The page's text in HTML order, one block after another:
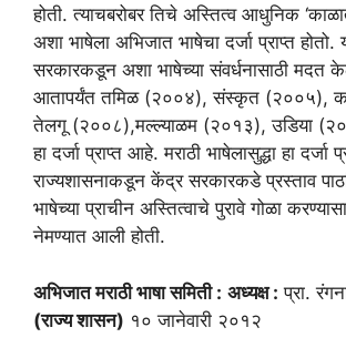
होती. त्याचबरोबर तिचे अस्तित्व आधुनिक
अशा भाषेला अभिजात भाषेचा दर्जा प्राप्त होतो.
सरकारकडून अशा भाषेच्या संवर्धनासाठी मदत
आतापर्यंत तमिळ (२००४), संस्कृत (२००५),
तेलगू (२००८),मल्ल्याळम (२०१३), उडिया
हा दर्जा प्राप्त आहे. मराठी भाषेलासुद्धा हा दर्जा
राज्यशासनाकडून केंद्र सरकारकडे प्रस्ताव
भाषेच्या प्राचीन अस्तित्वाचे पुरावे गोळा
नेमण्यात आली होती.
अभिजात मराठी भाषा समिती : अध्यक्ष : प्रा.
(राज्य शासन) १० जानेवारी २०१२